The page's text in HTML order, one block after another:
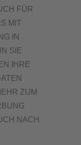
FÜR
MIT
IN
SIE
IHRE
ZUM
NACH